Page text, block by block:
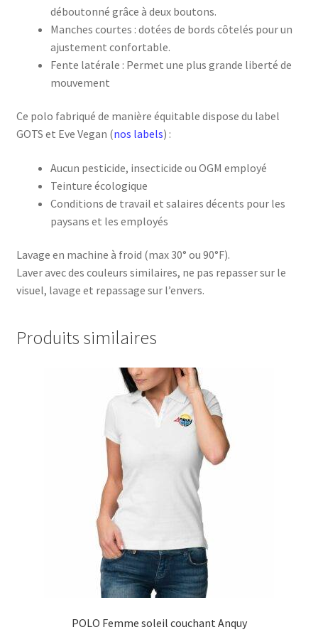
déboutonné grâce à deux boutons.
Manches courtes : dotées de bords côtelés pour un
ajustement confortable.
Fente latérale : Permet une plus grande liberté de
mouvement
Ce polo fabriqué de manière équitable dispose du label
GOTS et Eve Vegan (nos labels) :
Aucun pesticide, insecticide ou OGM employé
Teinture écologique
Conditions de travail et salaires décents pour les
paysans et les employés
Lavage en machine à froid (max 30° ou 90°F).
Laver avec des couleurs similaires, ne pas repasser sur le
visuel, lavage et repassage sur l’envers.
Produits similaires
POLO Femme soleil couchant Anquy